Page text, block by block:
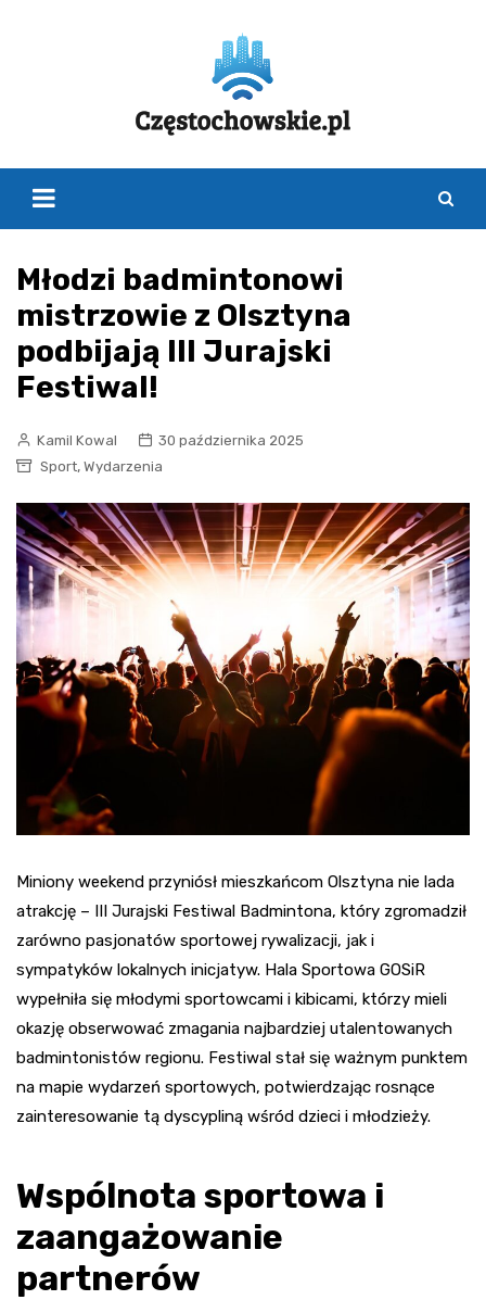
Młodzi badmintonowi
mistrzowie z Olsztyna
podbijają III Jurajski
Festiwal!
Kamil Kowal
30 października 2025
Sport, Wydarzenia
Miniony weekend przyniósł mieszkańcom Olsztyna nie lada
atrakcję – III Jurajski Festiwal Badmintona, który zgromadził
zarówno pasjonatów sportowej rywalizacji, jak i
sympatyków lokalnych inicjatyw. Hala Sportowa GOSiR
wypełniła się młodymi sportowcami i kibicami, którzy mieli
okazję obserwować zmagania najbardziej utalentowanych
badmintonistów regionu. Festiwal stał się ważnym punktem
na mapie wydarzeń sportowych, potwierdzając rosnące
zainteresowanie tą dyscypliną wśród dzieci i młodzieży.
Wspólnota sportowa i
zaangażowanie
partnerów